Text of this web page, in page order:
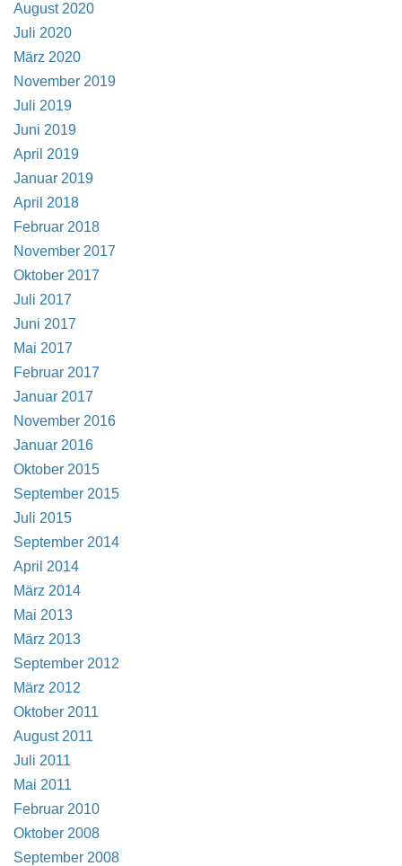
August 2020
Juli 2020
März 2020
November 2019
Juli 2019
Juni 2019
April 2019
Januar 2019
April 2018
Februar 2018
November 2017
Oktober 2017
Juli 2017
Juni 2017
Mai 2017
Februar 2017
Januar 2017
November 2016
Januar 2016
Oktober 2015
September 2015
Juli 2015
September 2014
April 2014
März 2014
Mai 2013
März 2013
September 2012
März 2012
Oktober 2011
August 2011
Juli 2011
Mai 2011
Februar 2010
Oktober 2008
September 2008